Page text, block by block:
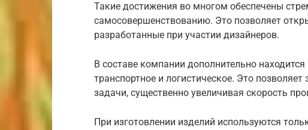
Такие достижения во многом обеспечены
самосовершенствованию. Это позволяет
разработанные при участии дизайнеров.
В составе компании дополнительно
транспортное и логистическое. Это
задачи, существенно увеличивая скорость
При изготовлении изделий используются